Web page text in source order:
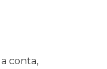
conta,